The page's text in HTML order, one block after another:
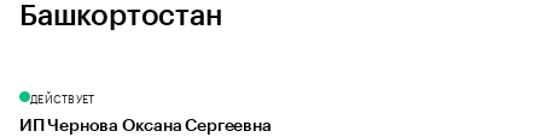
Башкортостан
ДЕЙСТВУЕТ
ИП Чернова Оксана Сергеевна